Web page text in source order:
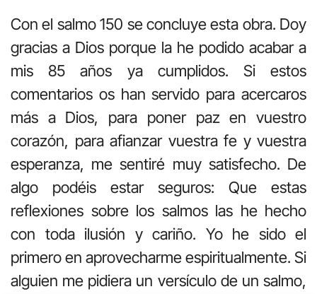
Con el salmo 150 se concluye esta obra. Doy
gracias a Dios porque la he podido acabar a
mis 85 años ya cumplidos. Si estos
comentarios os han servido para acercaros
más a Dios, para poner paz en vuestro
corazón, para afianzar vuestra fe y vuestra
esperanza, me sentiré muy satisfecho. De
algo podéis estar seguros: Que estas
reflexiones sobre los salmos las he hecho
con toda ilusión y cariño. Yo he sido el
primero en aprovecharme espiritualmente. Si
alguien me pidiera un versículo de un salmo,